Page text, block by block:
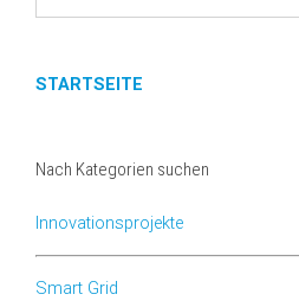
STARTSEITE
Nach Kategorien suchen
Innovationsprojekte
Smart Grid